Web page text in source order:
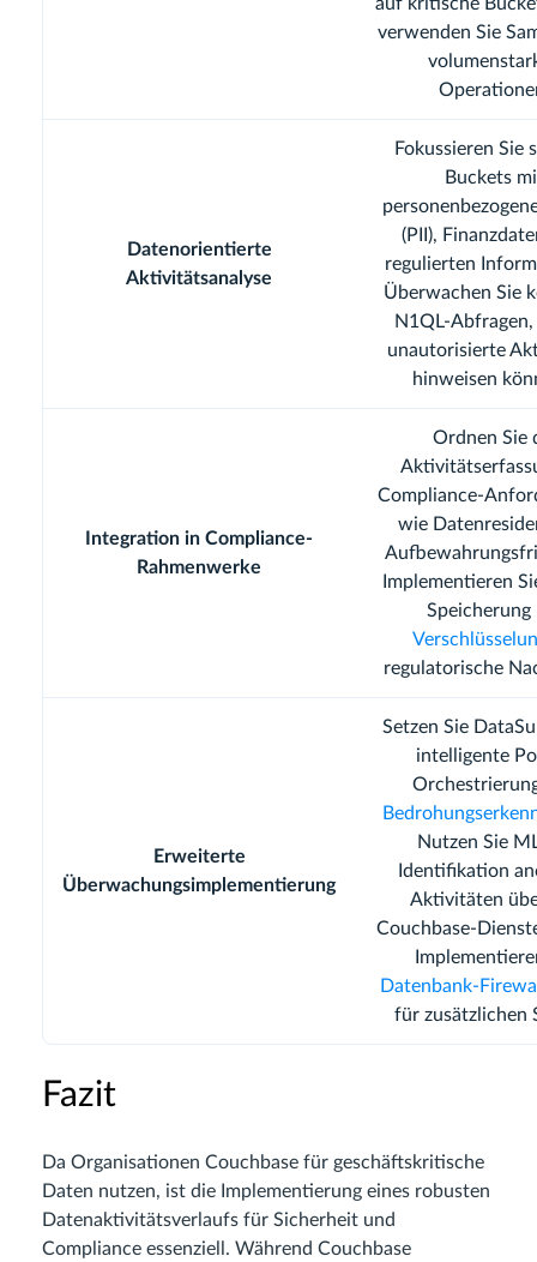
auf kritische
verwenden Sie
Datenorientierte
Aktivitätsanalyse
Fokussieren Sie
Buckets
(PII),
regulierten
Überwachen Sie
N1QL-
unautorisierte
hinweisen
Integration in Compliance-
Rahmenwerke
Ordnen Sie
Compliance-
wie
Implementieren
Speicherung
regulatorische
Erweiterte
Überwachungsimplementierung
Setzen Sie
intelligente
Nutzen Sie
Identifikation
Aktivitäten
Couchbase-
Datenbank-
für zusätzlichen
Fazit
Da Organisationen Couchbase für geschäftskritische
Daten nutzen, ist die Implementierung eines robusten
Datenaktivitätsverlaufs für Sicherheit und
Compliance essenziell. Während Couchbase